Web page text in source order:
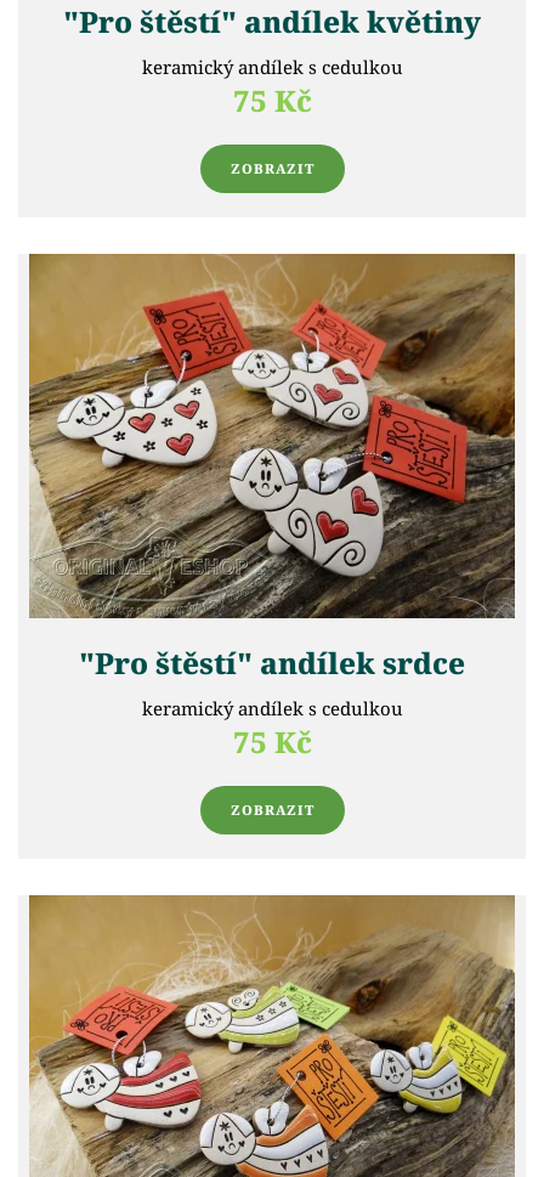
"Pro štěstí" andílek květiny
keramický andílek s cedulkou
75 Kč
ZOBRAZIT
"Pro štěstí" andílek srdce
keramický andílek s cedulkou
75 Kč
ZOBRAZIT